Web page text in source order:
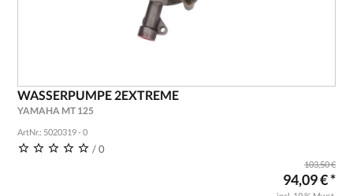
WASSERPUMPE 2EXTREME
YAMAHA MT 125
ArtNr.: 5020319 - 0
/ 0
103,50 €
94,09 € *